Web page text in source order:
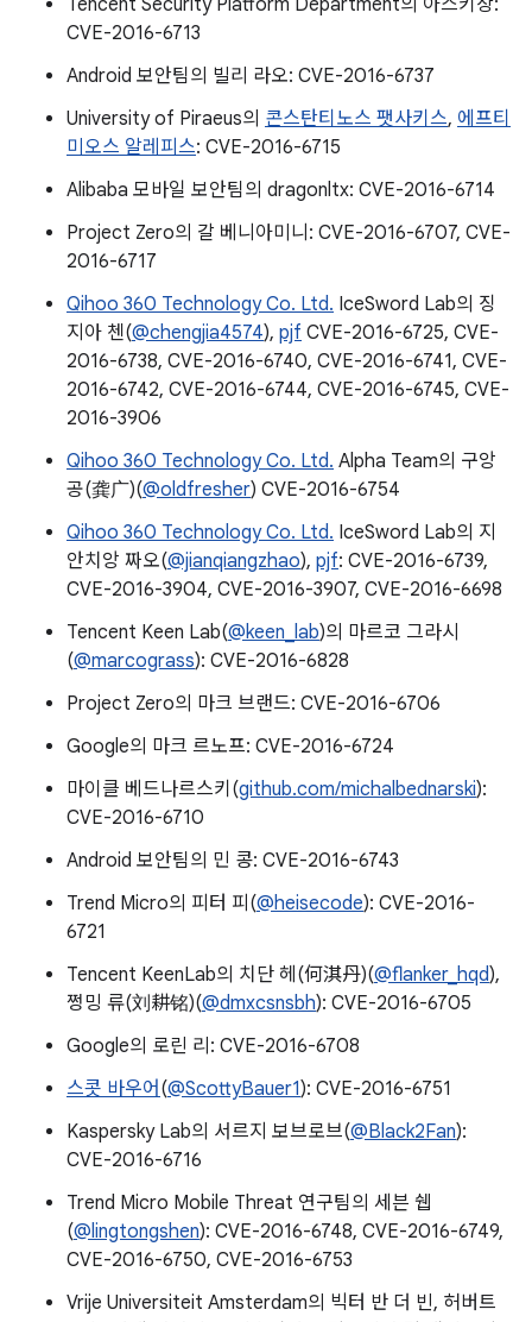
Tencent Security Platform Department의 아스키상:
CVE-2016-6713
Android 보안팀의 빌리 라오: CVE-2016-6737
University of Piraeus의 콘스탄티노스 팻사키스, 에프티
미오스 알레피스: CVE-2016-6715
Alibaba 모바일 보안팀의 dragonltx: CVE-2016-6714
Project Zero의 갈 베니아미니: CVE-2016-6707, CVE-
2016-6717
Qihoo 360 Technology Co. Ltd. IceSword Lab의 징
지아 첸(@chengjia4574), pjf CVE-2016-6725, CVE-
2016-6738, CVE-2016-6740, CVE-2016-6741, CVE-
2016-6742, CVE-2016-6744, CVE-2016-6745, CVE-
2016-3906
Qihoo 360 Technology Co. Ltd. Alpha Team의 구앙
공(龚广)(@oldfresher) CVE-2016-6754
Qihoo 360 Technology Co. Ltd. IceSword Lab의 지
안치앙 짜오(@jianqiangzhao), pjf: CVE-2016-6739,
CVE-2016-3904, CVE-2016-3907, CVE-2016-6698
Tencent Keen Lab(@keen_lab)의 마르코 그라시
(@marcograss): CVE-2016-6828
Project Zero의 마크 브랜드: CVE-2016-6706
Google의 마크 르노프: CVE-2016-6724
마이클 베드나르스키(github.com/michalbednarski):
CVE-2016-6710
Android 보안팀의 민 콩: CVE-2016-6743
Trend Micro의 피터 피(@heisecode): CVE-2016-
6721
Tencent KeenLab의 치단 헤(何淇丹)(@flanker_hqd),
쩡밍 류(刘耕铭)(@dmxcsnsbh): CVE-2016-6705
Google의 로린 리: CVE-2016-6708
스콧 바우어 (@ScottyBauer1): CVE-2016-6751
Kaspersky Lab의 서르지 보브로브(@Black2Fan):
CVE-2016-6716
Trend Micro Mobile Threat 연구팀의 세븐 쉡
(@lingtongshen): CVE-2016-6748, CVE-2016-6749,
CVE-2016-6750, CVE-2016-6753
Vrije Universiteit Amsterdam의 빅터 반 더 빈, 허버트